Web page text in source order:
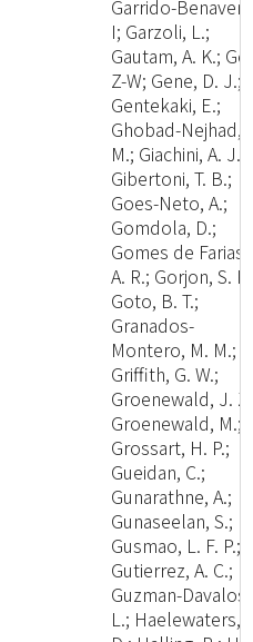
Garrido-
I; Garzoli, L.;
Gautam, A. K.; Ge,
Z-W; Gene, D. J.;
Gentekaki, E.;
Ghobad-Nejhad,
M.; Giachini, A. J.;
Gibertoni, T. B.;
Goes-Neto, A.;
Gomdola, D.;
Gomes de Farias,
A. R.; Gorjon, S.
Goto, B. T.;
Granados-
Montero, M. M.;
Griffith, G. W.;
Groenewald, J.
Groenewald, M.;
Grossart, H. P.;
Gueidan, C.;
Gunarathne, A.;
Gunaseelan, S.;
Gusmao, L. F. P.;
Gutierrez, A. C.;
Guzman-Davalos,
L.; Haelewaters,